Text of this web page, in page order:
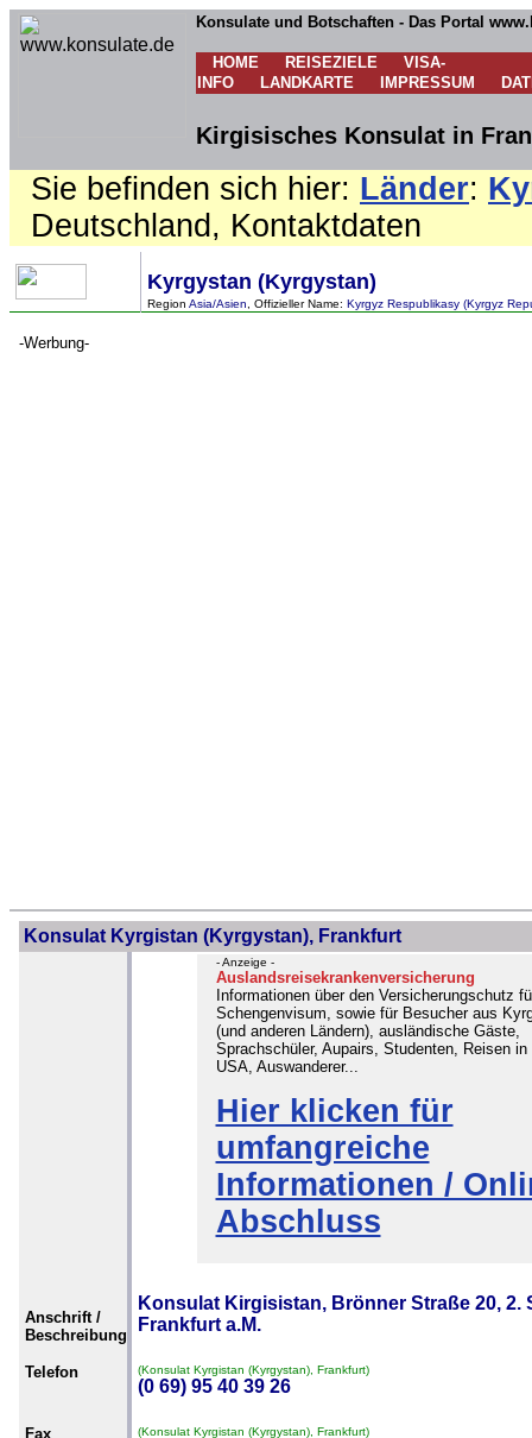
Konsulate und Botschaften - Das Portal
HOME REISEZIELE
VISA-
INFO
LANDKARTE IMPRESSUM
Kirgisisches Konsulat in
Sie befinden sich hier: Länder:
Deutschland, Kontaktdaten
Kyrgystan (Kyrgystan)
Region Asia/Asien , Offizieller Name: Kyrgyz Respublikasy (Kyrgyz
-Werbung-
Konsulat Kyrgistan (Kyrgystan), Frankfurt
- Anzeige -
Auslandsreisekrankenversicherung
Informationen über den Versicherungschutz
Schengenvisum, sowie für Besucher aus
(und anderen Ländern), ausländische Gäste,
Sprachschüler, Aupairs, Studenten, Reisen in
USA, Auswanderer...
Hier klicken für
umfangreiche
Informationen /
Abschluss
Anschrift /
Beschreibung
Konsulat Kirgisistan, Brönner Straße 20, 2.
Frankfurt a.M.
Telefon (Konsulat Kyrgistan (Kyrgystan), Frankfurt)
(0 69) 95 40 39 26
Fax (Konsulat Kyrgistan (Kyrgystan), Frankfurt)